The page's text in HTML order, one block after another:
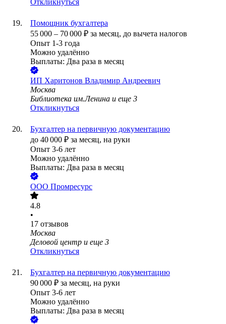
Откликнуться
Помощник бухгалтера
55 000 – 70 000 ₽ за месяц, до вычета налогов
Опыт 1-3 года
Можно удалённо
Выплаты: Два раза в месяц
ИП Харитонов Владимир Андреевич
Москва
Библиотека им.Ленина и еще 3
Откликнуться
Бухгалтер на первичную документацию
до 40 000 ₽ за месяц, на руки
Опыт 3-6 лет
Можно удалённо
Выплаты: Два раза в месяц
ООО Промресурс
4.8
•
17 отзывов
Москва
Деловой центр и еще 3
Откликнуться
Бухгалтер на первичную документацию
90 000 ₽ за месяц, на руки
Опыт 3-6 лет
Можно удалённо
Выплаты: Два раза в месяц